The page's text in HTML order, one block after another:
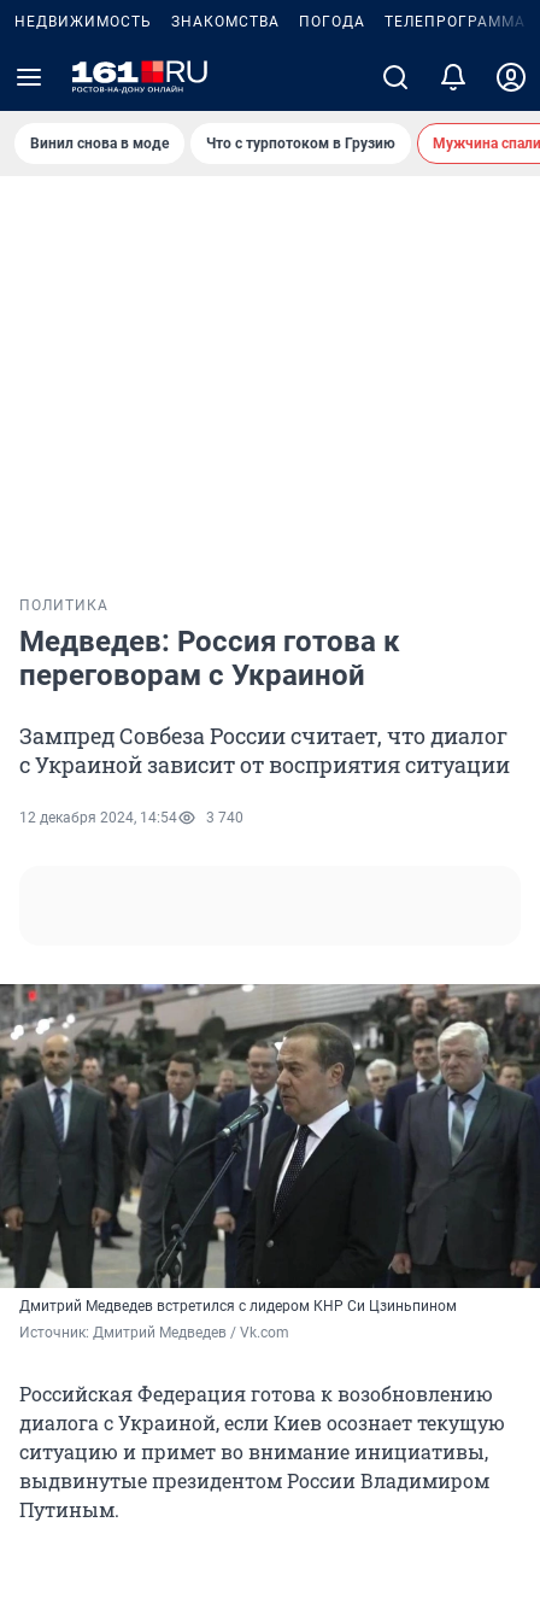
НЕДВИЖИМОСТЬ ЗНАКОМСТВА ПОГОДА ТЕЛЕПРОГРАММА
Винил снова в моде Что с турпотоком в Грузию Мужчина
ПОЛИТИКА
Медведев: Россия готова к
переговорам с Украиной
Зампред Совбеза России считает, что диалог
с Украиной зависит от восприятия ситуации
12 декабря 2024, 14:54 3 740
Дмитрий Медведев встретился с лидером КНР Си Цзиньпином
Источник: Дмитрий Медведев / Vk.com
Российская Федерация готова к возобновлению
диалога с Украиной, если Киев осознает текущую
ситуацию и примет во внимание инициативы,
выдвинутые президентом России Владимиром
Путиным.